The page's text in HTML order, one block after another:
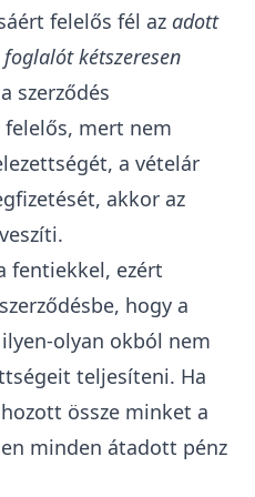
felelős fél az adott
kétszeresen
szerződés
mert nem
a vételár
akkor az
fentiekkel, ezért
hogy a
olyan okból nem
teljesíteni. Ha
össze minket a
minden átadott pénz